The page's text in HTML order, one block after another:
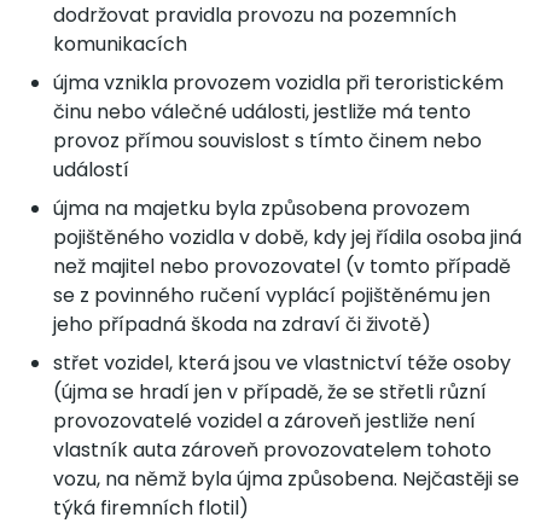
dodržovat pravidla provozu na pozemních
komunikacích
újma vznikla provozem vozidla při teroristickém
činu nebo válečné události, jestliže má tento
provoz přímou souvislost s tímto činem nebo
událostí
újma na majetku byla způsobena provozem
pojištěného vozidla v době, kdy jej řídila osoba jiná
než majitel nebo provozovatel (v tomto případě
se z povinného ručení vyplácí pojištěnému jen
jeho případná škoda na zdraví či životě)
střet vozidel, která jsou ve vlastnictví téže osoby
(újma se hradí jen v případě, že se střetli různí
provozovatelé vozidel a zároveň jestliže není
vlastník auta zároveň provozovatelem tohoto
vozu, na němž byla újma způsobena. Nejčastěji se
týká firemních flotil)